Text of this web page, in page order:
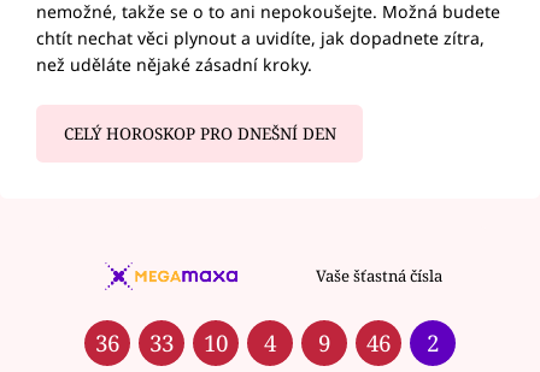
nemožné, takže se o to ani nepokoušejte. Možná budete
chtít nechat věci plynout a uvidíte, jak dopadnete zítra,
než uděláte nějaké zásadní kroky.
CELÝ HOROSKOP PRO DNEŠNÍ DEN
Vaše šťastná čísla
36 33 10 4 9 46 2